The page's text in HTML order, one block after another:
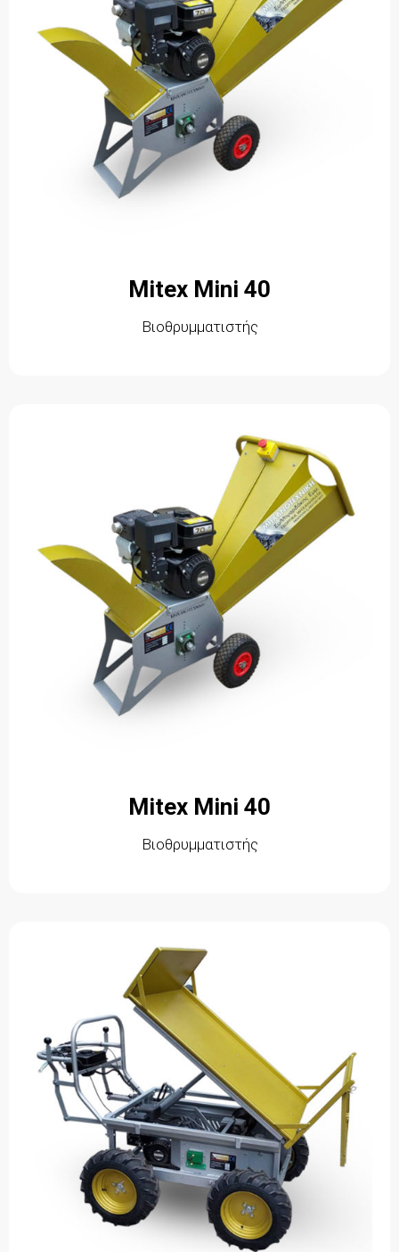
Mitex Mini 40
Βιοθρυμματιστής
Mitex Mini 40
Βιοθρυμματιστής​